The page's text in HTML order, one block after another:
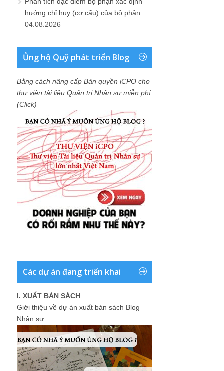
hướng chỉ huy (cơ cấu) của bộ phận
04.08.2026
Ủng hộ Quỹ phát triển Blog
Bằng cách nâng cấp Bản quyền iCPO cho
thư viện tài liệu Quản trị Nhân sự miễn phí
(Click)
Các dự án đang triển khai
I. XUẤT BẢN SÁCH
Giới thiệu về dự án xuất bản sách Blog
Nhân sự